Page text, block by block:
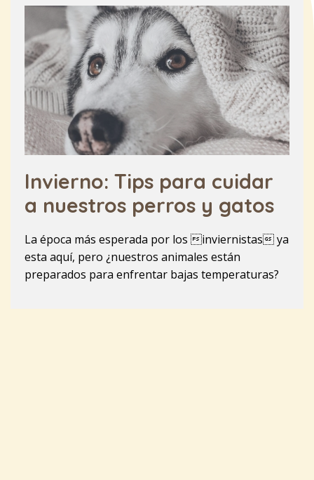
Invierno: Tips para cuidar
a nuestros perros y gatos
La época más esperada por los inviernistas ya
esta aquí, pero ¿nuestros animales están
preparados para enfrentar bajas temperaturas?